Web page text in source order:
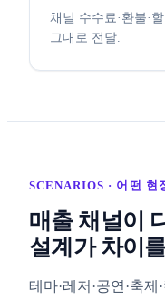
채널 수수료·환불·
그대로 전달.
SCENARIOS · 어떤 현
매출 채널이
설계가 차이
테마·레저·공연·축